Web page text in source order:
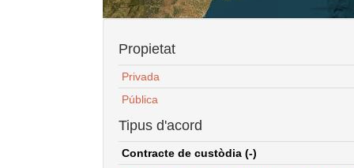
Propietat
Privada
Pública
Tipus d'acord
Contracte de custòdia (-)